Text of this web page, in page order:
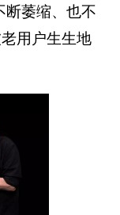
断萎缩、也不
用户生生地